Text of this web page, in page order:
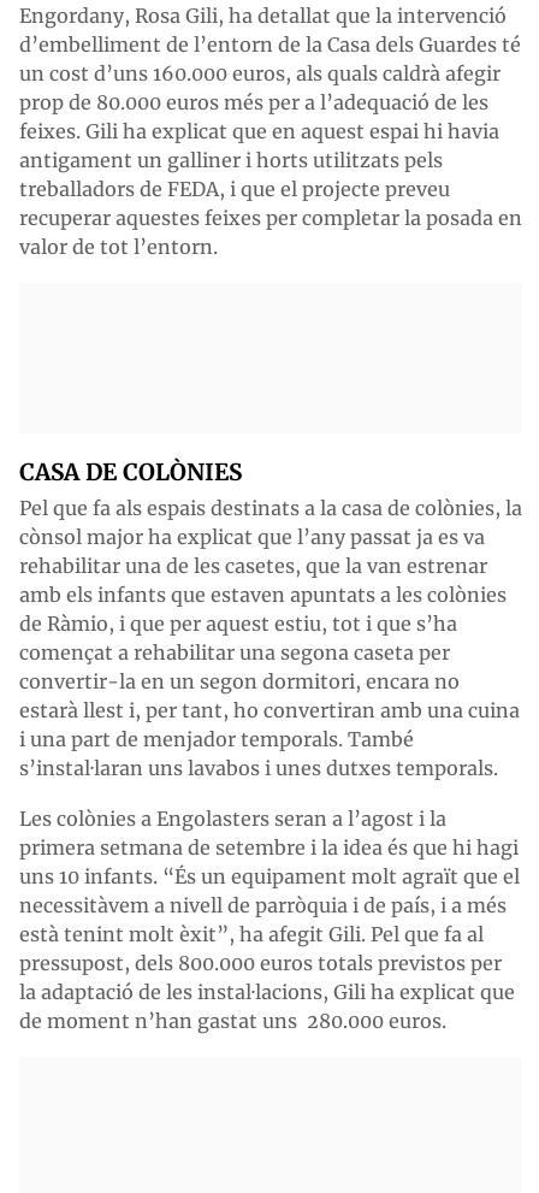
Engordany, Rosa Gili, ha detallat que la intervenció
d’embelliment de l’entorn de la Casa dels Guardes té
un cost d’uns 160.000 euros, als quals caldrà afegir
prop de 80.000 euros més per a l’adequació de les
feixes. Gili ha explicat que en aquest espai hi havia
antigament un galliner i horts utilitzats pels
treballadors de FEDA, i que el projecte preveu
recuperar aquestes feixes per completar la posada en
valor de tot l’entorn.
CASA DE COLÒNIES
Pel que fa als espais destinats a la casa de colònies, la
cònsol major ha explicat que l’any passat ja es va
rehabilitar una de les casetes, que la van estrenar
amb els infants que estaven apuntats a les colònies
de Ràmio, i que per aquest estiu, tot i que s’ha
començat a rehabilitar una segona caseta per
convertir-la en un segon dormitori, encara no
estarà llest i, per tant, ho convertiran amb una cuina
i una part de menjador temporals. També
s’instal·laran uns lavabos i unes dutxes temporals.
Les colònies a Engolasters seran a l’agost i la
primera setmana de setembre i la idea és que hi hagi
uns 10 infants. “És un equipament molt agraït que el
necessitàvem a nivell de parròquia i de país, i a més
està tenint molt èxit”, ha afegit Gili. Pel que fa al
pressupost, dels 800.000 euros totals previstos per
la adaptació de les instal·lacions, Gili ha explicat que
de moment n’han gastat uns 280.000 euros.